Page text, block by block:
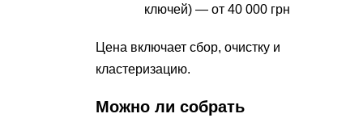
ключей) — от 40 000 грн
Цена включает сбор, очистку и
кластеризацию.
Можно ли собрать